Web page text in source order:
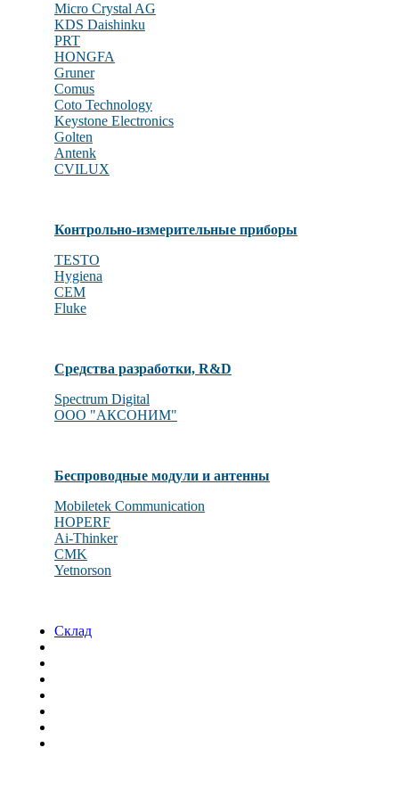
Micro Crystal AG
KDS Daishinku
PRT
HONGFA
Gruner
Comus
Coto Technology
Keystone Electronics
Golten
Antenk
CVILUX
Контрольно-измерительные приборы
TESTO
Hygiena
CEM
Fluke
Средства разработки, R&D
Spectrum Digital
OOO "АКСОНИМ"
Беспроводные модули и антенны
Mobiletek Communication
HOPERF
Ai-Thinker
CMK
Yetnorson
Склад